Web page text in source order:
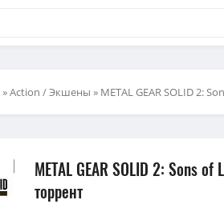
»Action / Экшены » METAL GEAR SOLID 2:
METAL GEAR SOLID 2: Sons
торрент